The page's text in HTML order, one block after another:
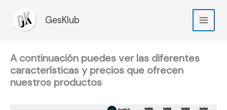
contenido
GesKlub
A continuación puedes ver las diferentes
características y precios que ofrecen
nuestros productos